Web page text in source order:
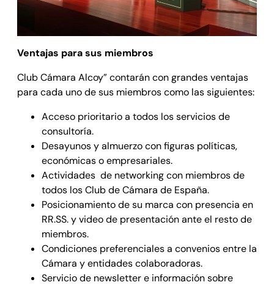
Ventajas para sus miembros
Club Cámara Alcoy” contarán con grandes ventajas
para cada uno de sus miembros como las siguientes:
Acceso prioritario a todos los servicios de
consultoría.
Desayunos y almuerzo con figuras políticas,
económicas o empresariales.
Actividades de networking con miembros de
todos los Club de Cámara de España.
Posicionamiento de su marca con presencia en
RR.SS. y video de presentación ante el resto de
miembros.
Condiciones preferenciales a convenios entre la
Cámara y entidades colaboradoras.
Servicio de newsletter e información sobre